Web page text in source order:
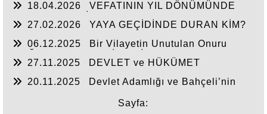
18.04.2026
VEFATININ YIL DÖNÜMÜNDE
27.02.2026
YAYA GEÇİDİNDE DURAN KİM?
06.12.2025
Bir Vilayetin Unutulan Onuru
27.11.2025
DEVLET ve HÜKÜMET
20.11.2025
Devlet Adamlığı ve Bahçeli’nin
Sayfa: